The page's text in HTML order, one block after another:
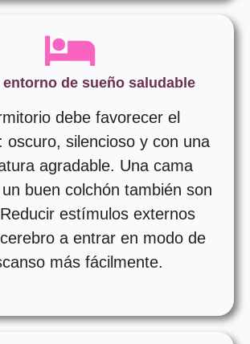
entorno de sueño saludable
debe favorecer el
oscuro, silencioso y con una
agradable. Una cama
buen colchón también son
estímulos externos
a entrar en modo de
más fácilmente.